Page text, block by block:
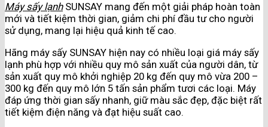
Máy sấy lạnhSUNSAY mang đến một giải pháp hoàn toàn
mới và tiết kiệm thời gian, giảm chi phí đầu tư cho người
sử dụng, mang lại hiệu quả kinh tế cao.
Hãng máy sấy SUNSAY hiện nay có nhiều loại giá máy sấy
lạnh phù hợp với nhiều quy mô sản xuất của người dân, từ
sản xuất quy mô khởi nghiệp 20 kg đến quy mô vừa 200 –
300 kg đến quy mô lớn 5 tấn sản phẩm tươi các loại. Máy
đáp ứng thời gian sấy nhanh, giữ màu sắc đẹp, đặc biệt rất
tiết kiệm điện năng và đạt hiệu suất cao.